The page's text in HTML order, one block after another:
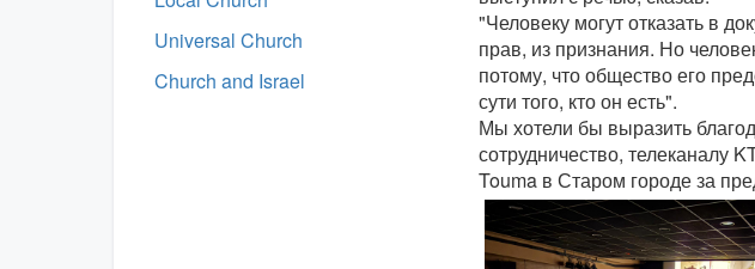
Universal Church
Church and Israel
"Человеку могут отказать в
прав, из признания. Но
потому, что общество его
сути того, кто он есть".
Мы хотели бы выразить
сотрудничество, телеканалу
Touma в Старом городе за